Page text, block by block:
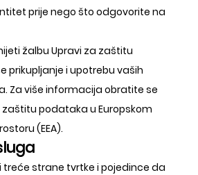
prije nego što odgovorite na
žalbu Upravi za zaštitu
prikupljanje i upotrebu vaših
Za više informacija obratite se
podataka u Europskom
(EEA).
treće strane tvrtke i pojedince da